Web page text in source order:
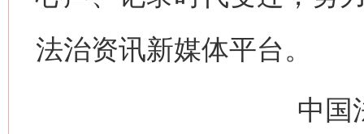
法治资讯新媒体平台。
中国